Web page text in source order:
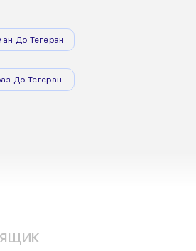
До Тегеран
До Тегеран